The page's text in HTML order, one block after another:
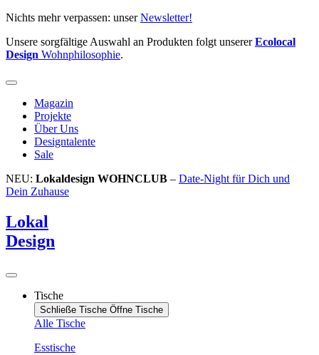
Zum
springen
Nichts mehr verpassen: unserNewsletter!
Unsere sorgfältige Auswahl an Produkten folgt unsererEcolocal
Design Wohnphilosophie.
Magazin
Projekte
Über Uns
Designtalente
Sale
NEU: Lokaldesign WOHNCLUB – Date-Night für Dich und
Dein Zuhause
Lokal
Design
Tische
Schließe Tische Öffne Tische
Alle Tische
Esstische